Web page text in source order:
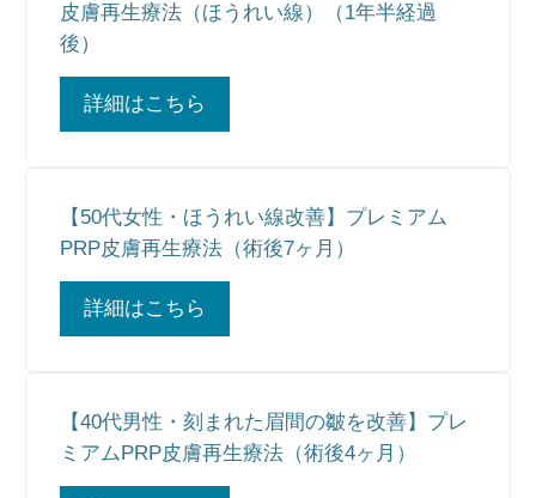
皮膚再生療法（ほうれい線）（1年半経過
後）
詳細はこちら
【50代女性・ほうれい線改善】プレミアム
PRP皮膚再生療法（術後7ヶ月）
詳細はこちら
【40代男性・刻まれた眉間の皺を改善】プレ
ミアムPRP皮膚再生療法（術後4ヶ月）